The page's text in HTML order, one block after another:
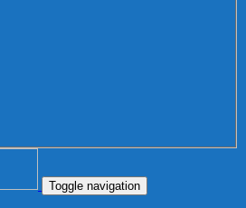
Toggle navigation